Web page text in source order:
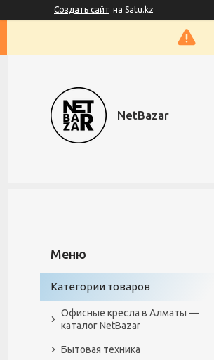
Создать сайт на Satu.kz
NetBazar
Категории товаров
Офисные кресла в Алматы —
каталог NetBazar
Бытовая техника